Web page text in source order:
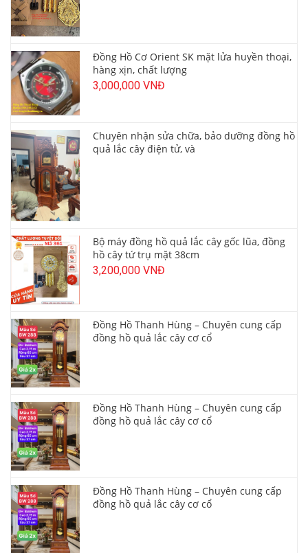
Đồng Hồ Cơ Orient SK mặt lửa huyền thoại,
hàng xịn, chất lượng
3,000,000 VNĐ
Chuyên nhận sửa chữa, bảo dưỡng đồng hồ
quả lắc cây điện tử, và
Bộ máy đồng hồ quả lắc cây gốc lũa, đồng
hồ cây tứ trụ mặt 38cm
3,200,000 VNĐ
Đồng Hồ Thanh Hùng – Chuyên cung cấp
đồng hồ quả lắc cây cơ cổ
Đồng Hồ Thanh Hùng – Chuyên cung cấp
đồng hồ quả lắc cây cơ cổ
Đồng Hồ Thanh Hùng – Chuyên cung cấp
đồng hồ quả lắc cây cơ cổ